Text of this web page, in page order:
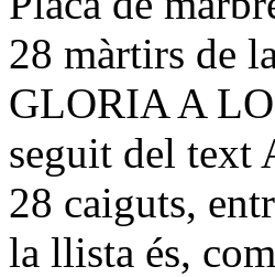
28 màrtirs de
GLORIA A
seguit del text
28 caiguts,
la llista és,